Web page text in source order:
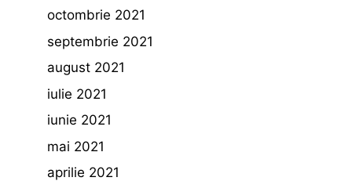
octombrie 2021
septembrie 2021
august 2021
iulie 2021
iunie 2021
mai 2021
aprilie 2021